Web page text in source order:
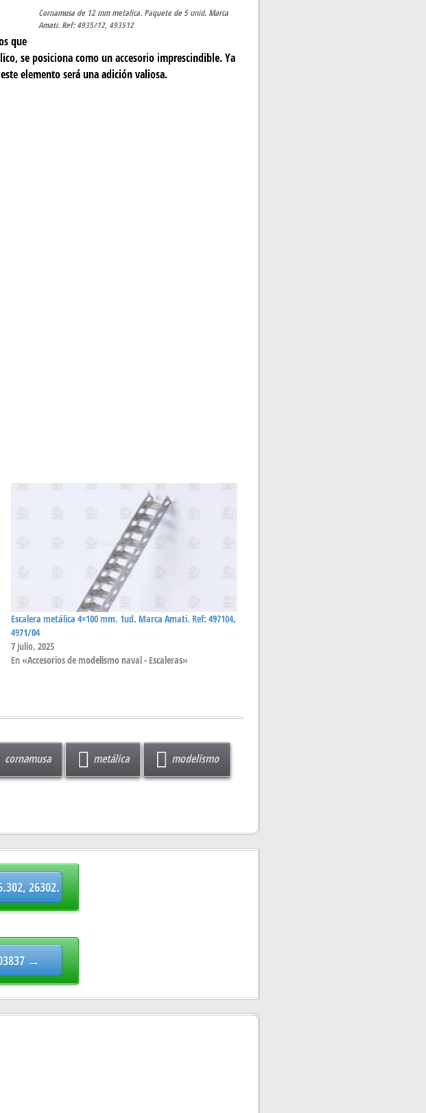
Cornamusa de 12 mm metalica. Paquete de 5 unid. Marca
Amati. Ref: 4935/12, 493512
que
se posiciona como un accesorio imprescindible. Ya
elemento será una adición valiosa.
Escalera metálica 4×100 mm. 1ud. Marca Amati. Ref: 497104,
4971/04
7 julio, 2025
En «Accesorios de modelismo naval - Escaleras»
cornamusa metálica modelismo
→
26302.